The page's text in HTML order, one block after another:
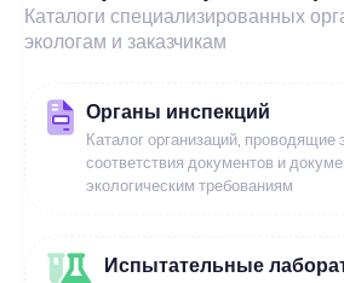
Каталоги специализированных
экологам и заказчикам
Органы инспекций
Каталог организаций, проводящие
соответствия документов и
экологическим требованиям
Испытательные